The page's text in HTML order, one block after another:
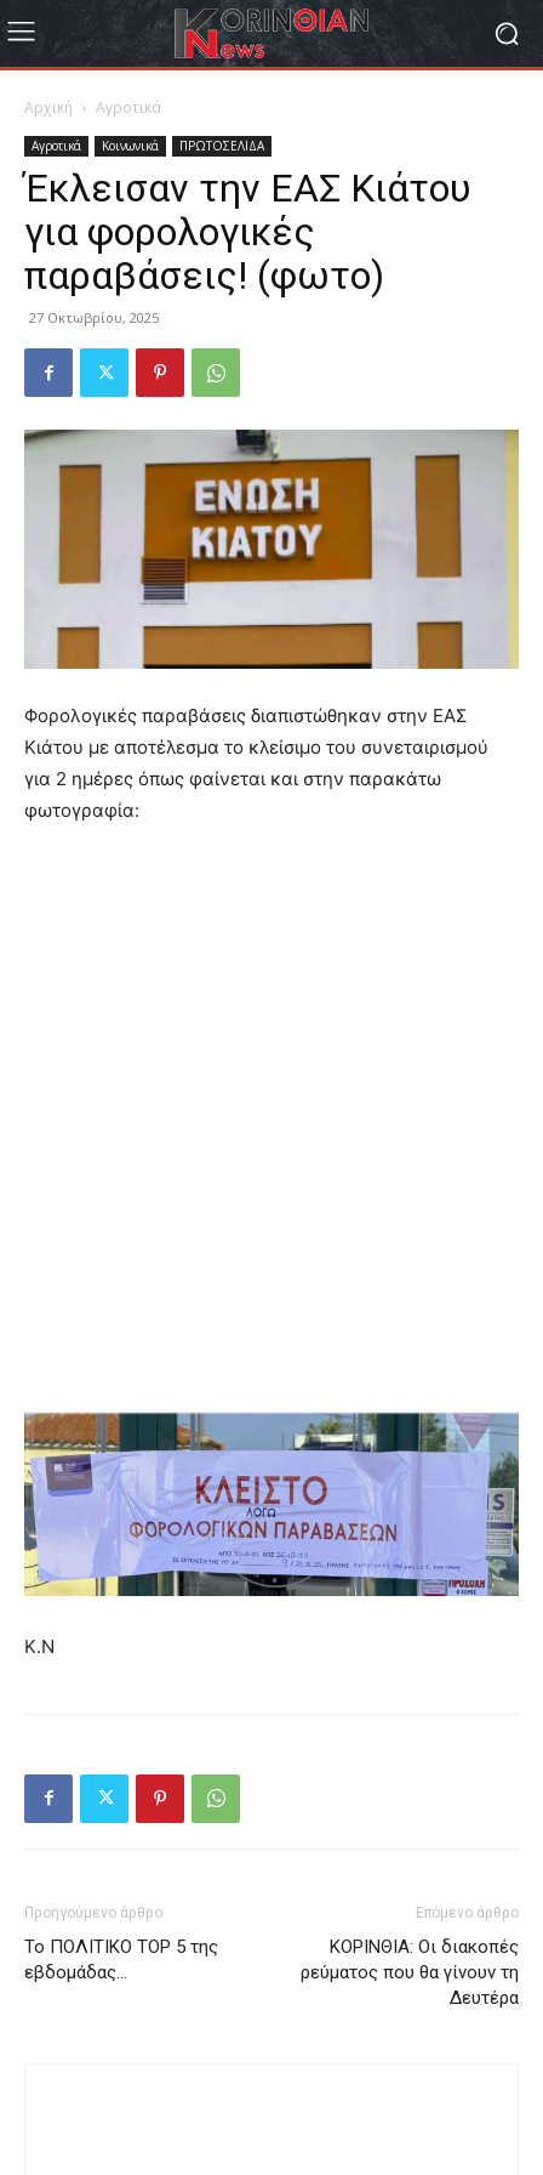
Αρχική Αγροτικά
Αγροτικά Κοινωνικά ΠΡΩΤΟΣΕΛΙΔΑ
Έκλεισαν την ΕΑΣ Κιάτου
για φορολογικές
παραβάσεις! (φωτο)
27 Οκτωβρίου, 2025
Φορολογικές παραβάσεις διαπιστώθηκαν στην ΕΑΣ
Κιάτου με αποτέλεσμα το κλείσιμο του συνεταιρισμού
για 2 ημέρες όπως φαίνεται και στην παρακάτω
φωτογραφία:
Κ.Ν
Προηγούμενο άρθρο
Το ΠΟΛΙΤΙΚΟ ΤΟΡ 5 της
εβδομάδας…
Επόμενο άρθρο
ΚΟΡΙΝΘΙΑ: Οι διακοπές
ρεύματος που θα γίνουν τη
Δευτέρα